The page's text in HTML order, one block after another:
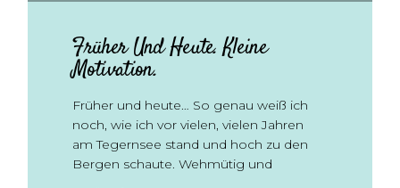
Früher Und Heute. Kleine
Motivation.
Früher und heute… So genau weiß ich
noch, wie ich vor vielen, vielen Jahren
am Tegernsee stand und hoch zu den
Bergen schaute. Wehmütig und